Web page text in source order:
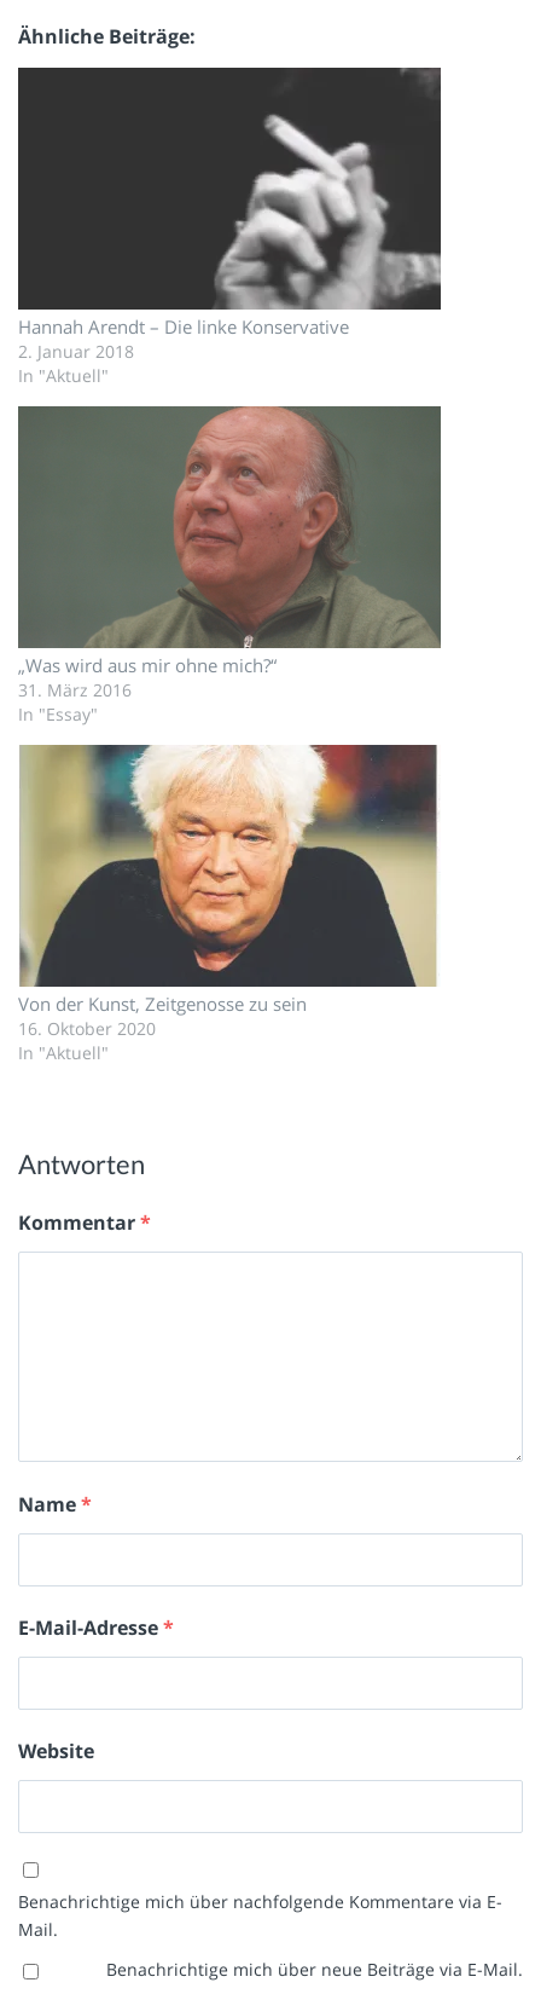
Ähnliche Beiträge
Hannah Arendt – Die linke Konservative
2. Januar 2018
In "Aktuell"
„Was wird aus mir ohne mich?“
31. März 2016
In "Essay"
Von der Kunst, Zeitgenosse zu sein
16. Oktober 2020
In "Aktuell"
Antworten
Kommentar*
Name*
E-Mail-Adresse*
Website
Benachrichtige mich über nachfolgende Kommentare via E-
Mail.
Benachrichtige mich über neue Beiträge via E-Mail.